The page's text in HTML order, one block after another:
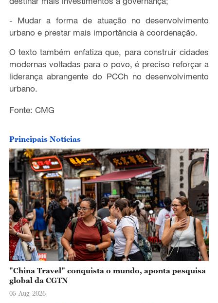
- Mudar a forma de atuação no desenvolvimento
urbano e prestar mais importância à coordenação.
O texto também enfatiza que, para construir cidades
modernas voltadas para o povo, é preciso reforçar a
liderança abrangente do PCCh no desenvolvimento
urbano.
Fonte: CMG
Principais Notícias
"China Travel" conquista o mundo, aponta pesquisa
global da CGTN
05-Aug-2026